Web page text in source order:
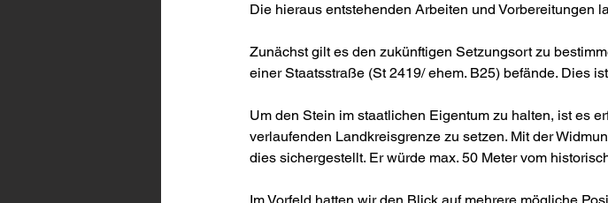
Die hieraus entstehenden Arbeiten und Vorbereitungen
Zunächst gilt es den zukünftigen Setzungsort zu
einer Staatsstraße (St 2419/ ehem. B25) befände. Dies
Um den Stein im staatlichen Eigentum zu halten, ist es
verlaufenden Landkreisgrenze zu setzen. Mit der
dies sichergestellt. Er würde max. 50 Meter vom